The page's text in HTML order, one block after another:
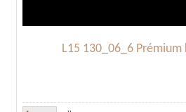
L15 130_06_6